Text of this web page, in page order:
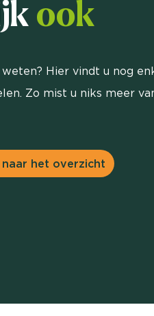
ook
Hier vindt u nog
Zo mist u niks meer
naar het overzicht